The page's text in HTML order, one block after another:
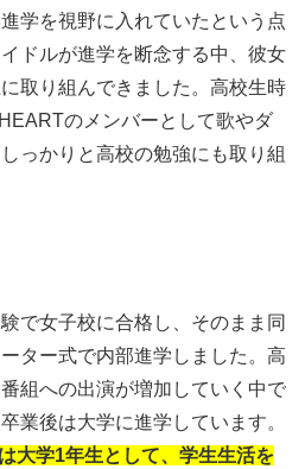
学を視野に入れていたという点
ドルが進学を断念する中、彼女
取り組んできました。高校生時
のメンバーとして歌やダ
っかりと高校の勉強にも取り組
で女子校に合格し、そのまま同
ター式で内部進学しました。高
組への出演が増加していく中で
業後は大学に進学しています。
大学1年生として、学生生活を